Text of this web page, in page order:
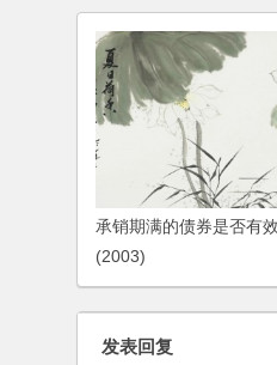
承销期满的债券是否有
(2003)
发表回复